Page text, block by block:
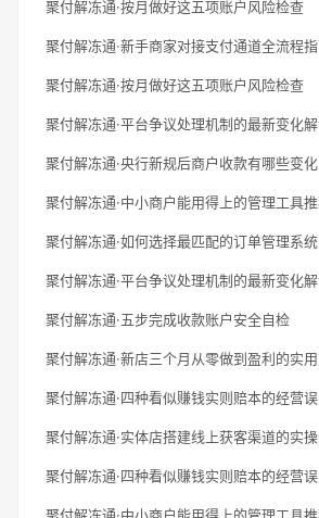
聚付解冻通·按月做好这五项账户风险检查
聚付解冻通·新手商家对接支付通道全流程
聚付解冻通·按月做好这五项账户风险检查
聚付解冻通·平台争议处理机制的最新变化
聚付解冻通·央行新规后商户收款有哪些变化
聚付解冻通·中小商户能用得上的管理工具
聚付解冻通·如何选择最匹配的订单管理系统
聚付解冻通·平台争议处理机制的最新变化
聚付解冻通·五步完成收款账户安全自检
聚付解冻通·新店三个月从零做到盈利的实
聚付解冻通·四种看似赚钱实则赔本的经营
聚付解冻通·实体店搭建线上获客渠道的实
聚付解冻通·四种看似赚钱实则赔本的经营
聚付解冻通·中小商户能用得上的管理工具